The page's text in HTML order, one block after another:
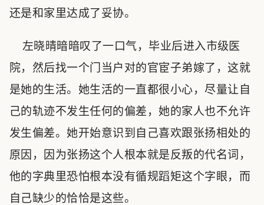
还是和家里达成了妥协。
左晓晴暗暗叹了一口气，毕业后进入市级医
院，然后找一个门当户对的官宦子弟嫁了，这就
是她的生活。她生活的一直都很小心，尽量让自
己的轨迹不发生任何的偏差，她的家人也不允许
发生偏差。她开始意识到自己喜欢跟张扬相处的
原因，因为张扬这个人根本就是反叛的代名词，
他的字典里恐怕根本没有循规蹈矩这个字眼，而
自己缺少的恰恰是这些。